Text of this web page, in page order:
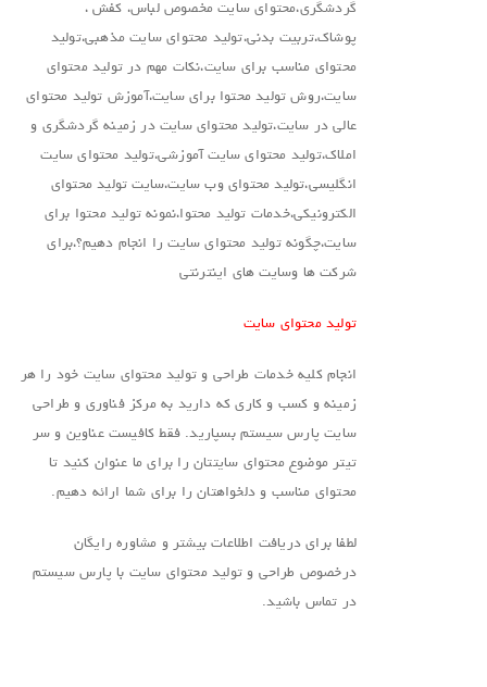
گردشگری،محتوای سایت مخصوص لباس، کفش ،
پوشاک،تربیت بدنی،تولید محتوای سایت مذهبی،تولید
محتوای مناسب برای سایت،نکات مهم در تولید محتوای
سایت،روش تولید محتوا برای سایت،آموزش تولید محتوای
عالی در سایت،تولید محتوای سایت در زمینه گردشگری و
املاک،تولید محتوای سایت آموزشی،تولید محتوای سایت
انگلیسی،تولید محتوای وب سایت،سایت تولید محتوای
الکترونیکی،خدمات تولید محتوا،نمونه تولید محتوا برای
سایت،چگونه تولید محتوای سایت را انجام دهیم؟،برای
شرکت ها وسایت های اینترنتی
تولید محتوای سایت
انجام کلیه خدمات طراحی و تولید محتوای سایت خود را هر
زمینه و کسب و کاری که دارید به مرکز فناوری و طراحی
سایت پارس سیستم بسپارید. فقط کافیست عناوین و سر
تیتر موضوع محتوای سایتتان را برای ما عنوان کنید تا
محتوای مناسب و دلخواهتان را برای شما ارائه دهیم.
لطفا برای دریافت اطلاعات بیشتر و مشاوره رایگان
درخصوص طراحی و تولید محتوای سایت با پارس سیستم
در تماس باشید.